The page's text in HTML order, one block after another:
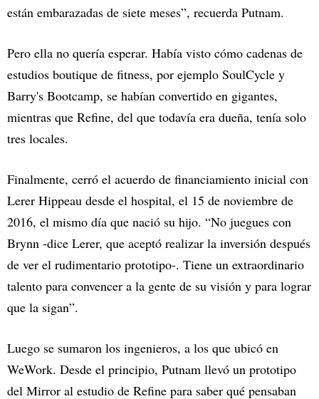
están embarazadas de siete meses”, recuerda Putnam.
Pero ella no quería esperar. Había visto cómo cadenas de
estudios boutique de fitness, por ejemplo SoulCycle y
Barry's Bootcamp, se habían convertido en gigantes,
mientras que Refine, del que todavía era dueña, tenía solo
tres locales.
Finalmente, cerró el acuerdo de financiamiento inicial con
Lerer Hippeau desde el hospital, el 15 de noviembre de
2016, el mismo día que nació su hijo. “No juegues con
Brynn -dice Lerer, que aceptó realizar la inversión después
de ver el rudimentario prototipo-. Tiene un extraordinario
talento para convencer a la gente de su visión y para lograr
que la sigan”.
Luego se sumaron los ingenieros, a los que ubicó en
WeWork. Desde el principio, Putnam llevó un prototipo
del Mirror al estudio de Refine para saber qué pensaban